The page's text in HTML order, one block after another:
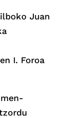
Juan
I. Foroa